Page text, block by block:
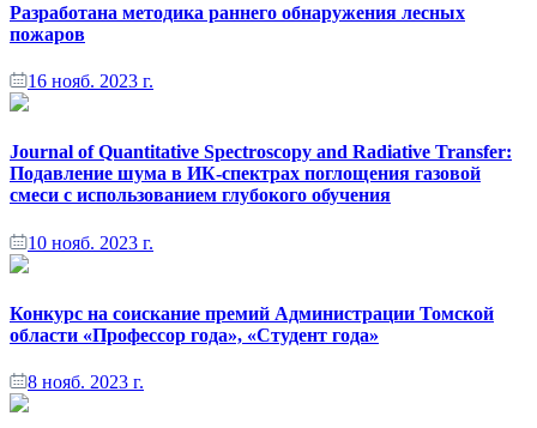
Разработана методика раннего обнаружения лесных
пожаров
16 нояб. 2023 г.
Journal of Quantitative Spectroscopy and Radiative Transfer:
Подавление шума в ИК-спектрах поглощения газовой
смеси с использованием глубокого обучения
10 нояб. 2023 г.
Конкурс на соискание премий Администрации Томской
области «Профессор года», «Студент года»
8 нояб. 2023 г.